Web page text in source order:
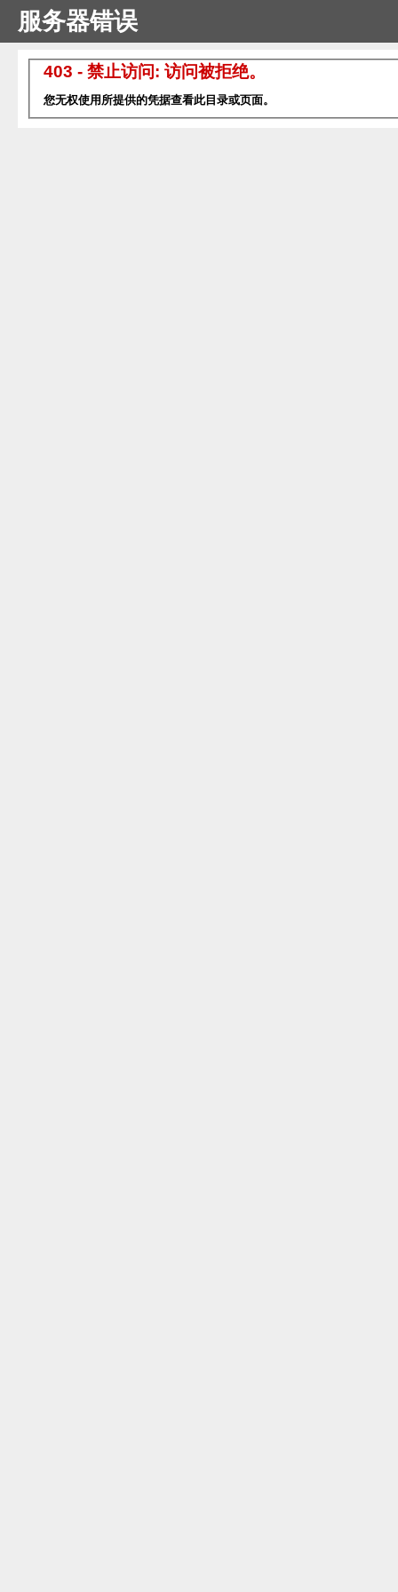
服务器错误
403 - 禁止访问: 访问被拒绝。
您无权使用所提供的凭据查看此目录或页面。